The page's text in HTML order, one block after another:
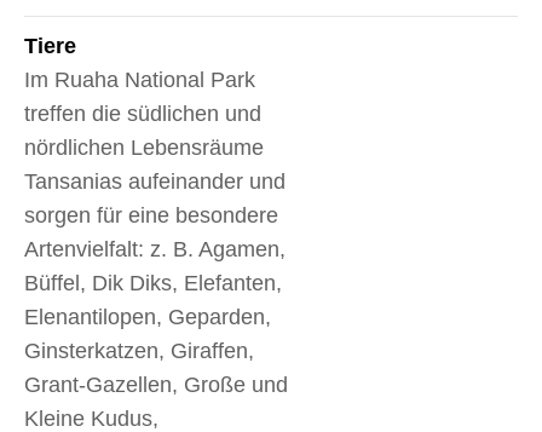
Tiere
Im Ruaha National Park
treffen die südlichen und
nördlichen Lebensräume
Tansanias aufeinander und
sorgen für eine besondere
Artenvielfalt: z. B. Agamen,
Büffel, Dik Diks, Elefanten,
Elenantilopen, Geparden,
Ginsterkatzen, Giraffen,
Grant-Gazellen, Große und
Kleine Kudus,